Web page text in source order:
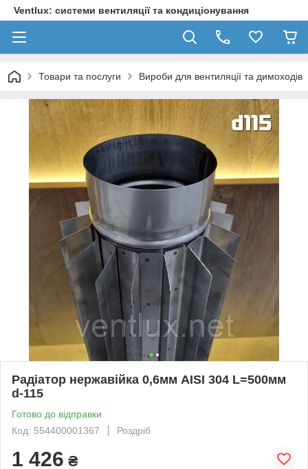
Ventlux: системи вентиляції та кондиціонування
Товари та послуги Вироби для вентиляції та димоходів
Радіатор нержавійка 0,6мм AISI 304 L=500мм
d-115
Готово до відправки
Код: 554400001367
Роздріб
1 426 ₴